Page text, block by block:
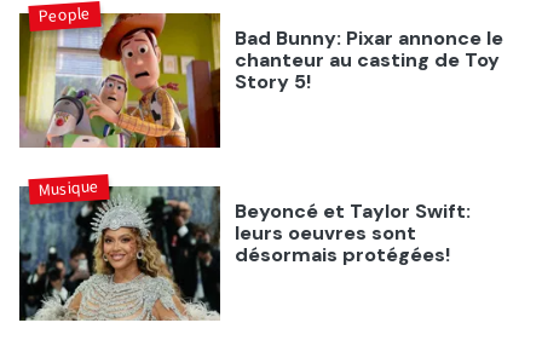
Bad Bunny: Pixar annonce le
chanteur au casting de Toy
Story 5!
People
Beyoncé et Taylor Swift:
leurs oeuvres sont
désormais protégées!
Musique